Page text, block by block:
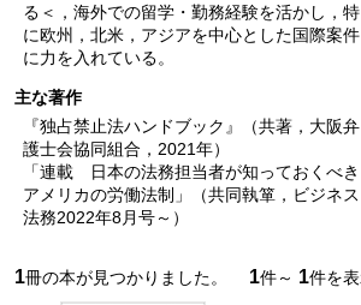
る＜，海外での留学・勤務経験を活かし，特
に欧州，北米，アジアを中心とした国際案件
に力を入れている。
主な著作
『独占禁止法ハンドブック』（共著，大阪弁
護士会協同組合，2021年）
「連載 日本の法務担当者が知っておくべき
アメリカの労働法制」（共同執箪，ビジネス
法務2022年8月号～）
1冊の本が見つかりました。 1件～ 1件を